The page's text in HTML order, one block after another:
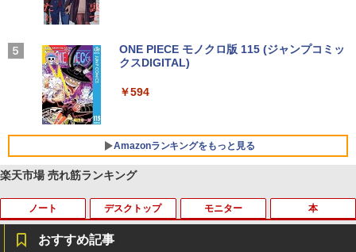
￥1,964
リング ANC 36時間再生
￥2,980
BUGS LIFE
コカ・コーラ やかんの麦茶 from 爽健美茶 ラ
ONE PIECE モノクロ版 115 (ジャンプコミッ
クスDIGITAL)
￥594
Amazonランキングをもっと見る
楽天市場 売れ筋ランキング
ノート デスクトップ モニター 本
おすすめ記事